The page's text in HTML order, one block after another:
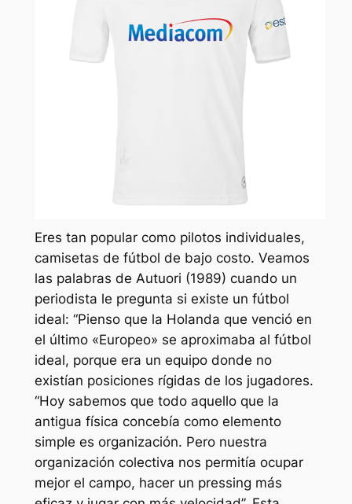
Eres tan popular como pilotos individuales,
camisetas de fútbol de bajo costo. Veamos
las palabras de Autuori (1989) cuando un
periodista le pregunta si existe un fútbol
ideal: “Pienso que la Holanda que venció en
el último «Europeo» se aproximaba al fútbol
ideal, porque era un equipo donde no
existían posiciones rígidas de los jugadores.
“Hoy sabemos que todo aquello que la
antigua física concebía como elemento
simple es organización. Pero nuestra
organización colectiva nos permitía ocupar
mejor el campo, hacer un pressing más